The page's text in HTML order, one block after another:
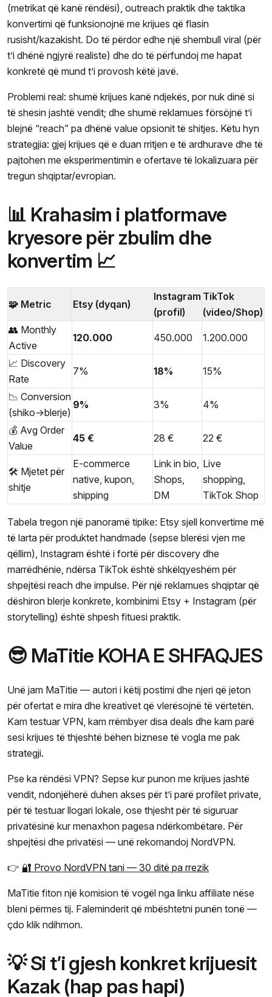
(metrikat që kanë rëndësi), outreach praktik dhe taktika
konvertimi që funksionojnë me krijues që flasin
rusisht/kazakisht. Do të përdor edhe një shembull viral (për
t’i dhënë ngjyrë realiste) dhe do të përfundoj me hapat
konkretë që mund t’i provosh këtë javë.
Problemi real: shumë krijues kanë ndjekës, por nuk dinë si
të shesin jashtë vendit; dhe shumë reklamues försöjnë t’i
blejnë “reach” pa dhënë value opsionit të shitjes. Këtu hyn
strategjia: gjej krijues që e duan rritjen e të ardhurave dhe të
pajtohen me eksperimentimin e ofertave të lokalizuara për
tregun shqiptar/evropian.
📊 Krahasim i platformave
kryesore për zbulim dhe
konvertim 📈
🧩 Metric Etsy (dyqan)
Instagram
(profil)
TikTok
(video/Shop)
👥 Monthly
Active
120.000 450.000 1.200.000
📈 Discovery
Rate
7% 18% 15%
📉 Conversion
(shiko→blerje)
9% 3% 4%
💰 Avg Order
Value
45 € 28 € 22 €
🛠️ Mjetet për
shitje
E-commerce
native, kupon,
shipping
Link in bio,
Shops,
DM
Live
shopping,
TikTok Shop
Tabela tregon një panoramë tipike: Etsy sjell konvertime më
të larta për produktet handmade (sepse blerësi vjen me
qëllim), Instagram është i fortë për discovery dhe
marrëdhënie, ndërsa TikTok është shkëlqyeshëm për
shpejtësi reach dhe impulse. Për një reklamues shqiptar që
dëshiron blerje konkrete, kombinimi Etsy + Instagram (për
storytelling) është shpesh fituesi praktik.
😎 MaTitie KOHA E SHFAQJES
Unë jam MaTitie — autori i këtij postimi dhe njeri që jeton
për ofertat e mira dhe kreativet që vlerësojnë të vërtetën.
Kam testuar VPN, kam rrëmbyer disa deals dhe kam parë
sesi krijues të thjeshtë bëhen biznese të vogla me pak
strategji.
Pse ka rëndësi VPN? Sepse kur punon me krijues jashtë
vendit, ndonjëherë duhen akses për t’i parë profilet private,
për të testuar llogari lokale, ose thjesht për të siguruar
privatësinë kur menaxhon pagesa ndërkombëtare. Për
shpejtësi dhe privatësi — unë rekomandoj NordVPN.
👉 🔐 Provo NordVPN tani — 30 ditë pa rrezik
MaTitie fiton një komision të vogël nga linku affiliate nëse
bleni përmes tij. Faleminderit që mbështetni punën tonë —
çdo klik ndihmon.
💡 Si t’i gjesh konkret krijuesit
Kazak (hap pas hapi)